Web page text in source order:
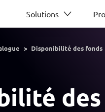
Solutions
Disponibilité des fonds